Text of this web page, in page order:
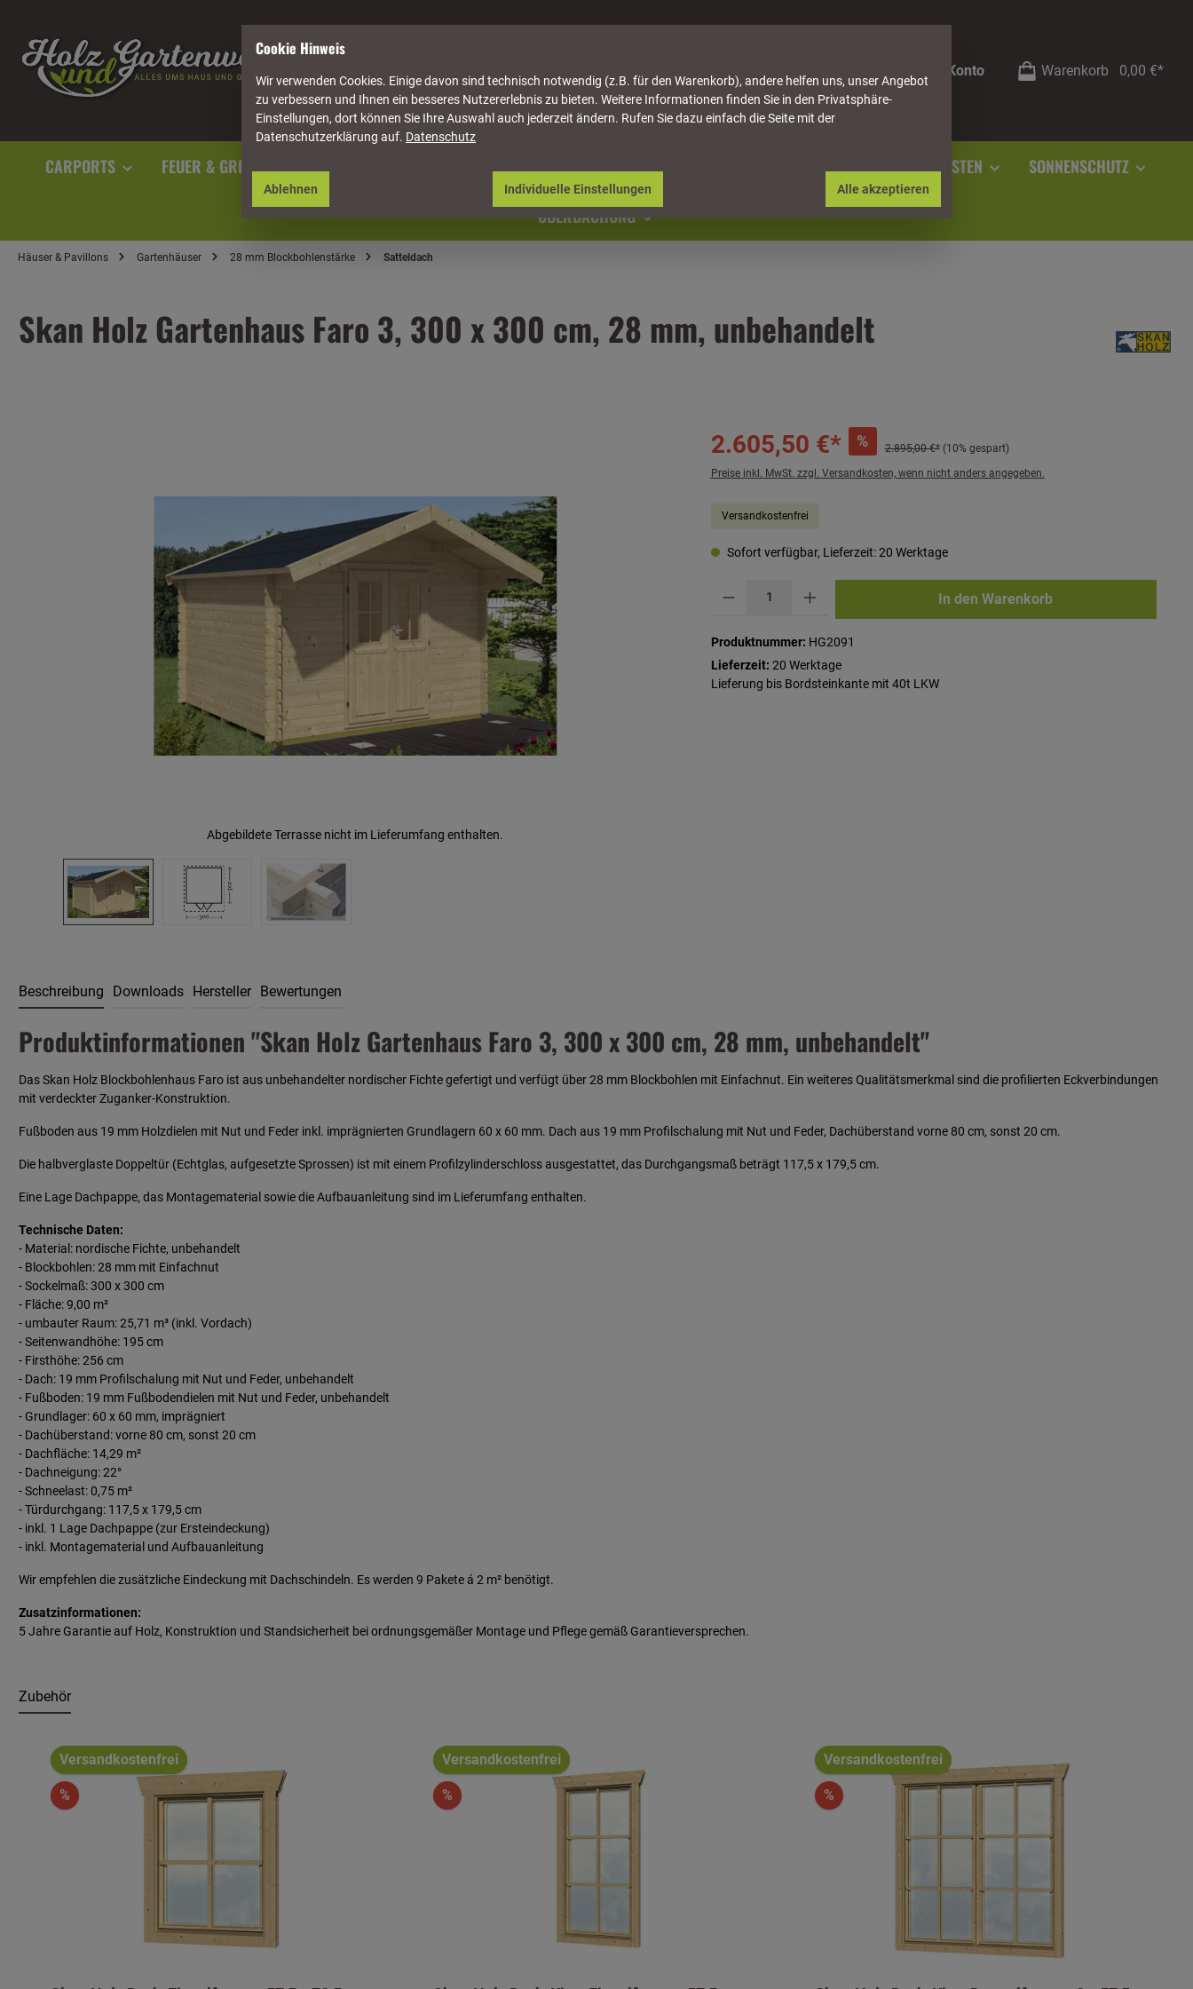
Mein Konto Warenkorb 0,00 €*
CARPORTS FEUER & GRILL GARTENAUSSTATTUNG HÄUSER & PAVILLONS NATURSTEIN SOCKELLEISTEN SONNENSCHUTZ
ÜBERDACHUNG
Häuser & Pavillons Gartenhäuser 28 mm Blockbohlenstärke Satteldach
Skan Holz Gartenhaus Faro 3, 300 x 300 cm, 28 mm, unbehandelt
Abgebildete Terrasse nicht im Lieferumfang enthalten.
2.605,50 €* % 2.895,00 €* (10% gespart)
Preise inkl. MwSt. zzgl. Versandkosten, wenn nicht anders angegeben.
Versandkostenfrei
Sofort verfügbar, Lieferzeit: 20 Werktage
In den Warenkorb
Produktnummer: HG2091
Lieferzeit: 20 Werktage
Lieferung bis Bordsteinkante mit 40t LKW
Beschreibung Downloads Hersteller Bewertungen
Produktinformationen "Skan Holz Gartenhaus Faro 3, 300 x 300 cm, 28 mm, unbehandelt"
Das Skan Holz Blockbohlenhaus Faro ist aus unbehandelter nordischer Fichte gefertigt und verfügt über 28 mm Blockbohlen mit Einfachnut. Ein weiteres Qualitätsmerkmal sind die profilierten Eckverbindungen
mit verdeckter Zuganker-Konstruktion.
Fußboden aus 19 mm Holzdielen mit Nut und Feder inkl. imprägnierten Grundlagern 60 x 60 mm. Dach aus 19 mm Profilschalung mit Nut und Feder, Dachüberstand vorne 80 cm, sonst 20 cm.
Die halbverglaste Doppeltür (Echtglas, aufgesetzte Sprossen) ist mit einem Profilzylinderschloss ausgestattet, das Durchgangsmaß beträgt 117,5 x 179,5 cm.
Eine Lage Dachpappe, das Montagematerial sowie die Aufbauanleitung sind im Lieferumfang enthalten.
Technische Daten:
- Material: nordische Fichte, unbehandelt
- Blockbohlen: 28 mm mit Einfachnut
- Sockelmaß: 300 x 300 cm
- Fläche: 9,00 m²
- umbauter Raum: 25,71 m³ (inkl. Vordach)
- Seitenwandhöhe: 195 cm
- Firsthöhe: 256 cm
- Dach: 19 mm Profilschalung mit Nut und Feder, unbehandelt
- Fußboden: 19 mm Fußbodendielen mit Nut und Feder, unbehandelt
- Grundlager: 60 x 60 mm, imprägniert
- Dachüberstand: vorne 80 cm, sonst 20 cm
- Dachfläche: 14,29 m²
- Dachneigung: 22°
- Schneelast: 0,75 m²
- Türdurchgang: 117,5 x 179,5 cm
- inkl. 1 Lage Dachpappe (zur Ersteindeckung)
- inkl. Montagematerial und Aufbauanleitung
Wir empfehlen die zusätzliche Eindeckung mit Dachschindeln. Es werden 9 Pakete á 2 m² benötigt.
Zusatzinformationen:
5 Jahre Garantie auf Holz, Konstruktion und Standsicherheit bei ordnungsgemäßer Montage und Pflege gemäß Garantieversprechen.
Zubehör
Versandkostenfrei
%
Versandkostenfrei
%
Versandkostenfrei
%
Cookie Hinweis
Wir verwenden Cookies. Einige davon sind technisch notwendig (z.B. für den Warenkorb), andere helfen uns, unser Angebot
zu verbessern und Ihnen ein besseres Nutzererlebnis zu bieten. Weitere Informationen finden Sie in den Privatsphäre-
Einstellungen, dort können Sie Ihre Auswahl auch jederzeit ändern. Rufen Sie dazu einfach die Seite mit der
Datenschutzerklärung auf. Datenschutz
Individuelle Einstellungen
Ablehnen Alle akzeptieren